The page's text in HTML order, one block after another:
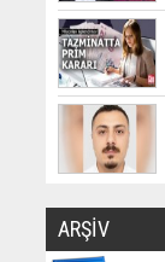
ARŞİV